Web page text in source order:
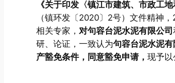
《关于印发〈镇江市建筑、市政工
（镇环发〔2020〕2号）文件精神
相关专家， 对句容台泥水泥有限公司
研、论证，一致认为句容台泥水泥有
产豁免条件，同意豁免申请， 现予以